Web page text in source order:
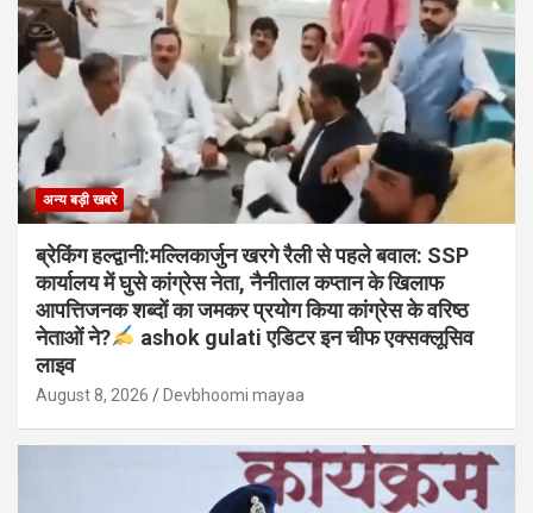
अन्य बड़ी खबरे
ब्रेकिंग हल्द्वानी:मल्लिकार्जुन खरगे रैली से पहले बवाल: SSP
कार्यालय में घुसे कांग्रेस नेता, नैनीताल कप्तान के खिलाफ
आपत्तिजनक शब्दों का जमकर प्रयोग किया कांग्रेस के वरिष्ठ
नेताओं ने?
ashok gulati एडिटर इन चीफ एक्सक्लूसिव
लाइव
August 8, 2026 Devbhoomi mayaa